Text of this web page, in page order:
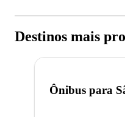
Destinos mais
Ônibus para